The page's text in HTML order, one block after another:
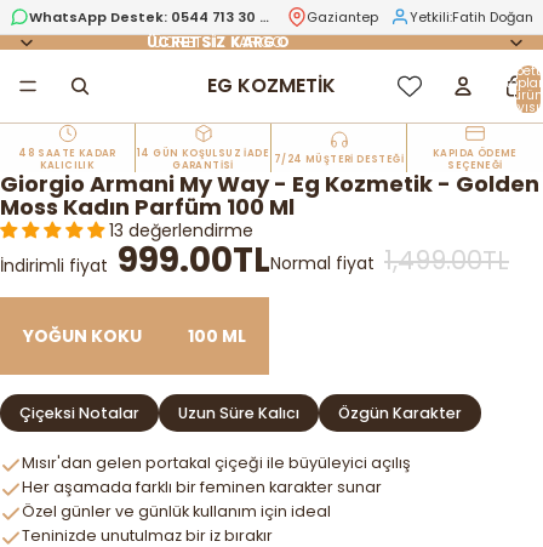
WhatsApp Destek: 0544 713 30 78 Gaziantep Yetkili:Fatih Doğan
ÜCRETSİZ KARGO
ÜCRETSİZ KARGO
EG KOZMETİK ürün
48 SAATE KADAR
KALICILIK
14 GÜN KOŞULSUZ İADE
GARANTİSİ
7/24 MÜŞTERİ DESTEĞİ
KAPIDA ÖDEME
SEÇENEĞİ
Giorgio Armani My Way - Eg Kozmetik - Golden
Moss Kadın Parfüm 100 Ml
13 değerlendirme
İndirimli fiyat 999.00TLNormal fiyat 1,499.00TL
YOĞUN KOKU 100 ML
Çiçeksi Notalar Uzun Süre Kalıcı Özgün Karakter
Mısır'dan gelen portakal çiçeği ile büyüleyici açılış
Her aşamada farklı bir feminen karakter sunar
Özel günler ve günlük kullanım için ideal
Teninizde unutulmaz bir iz bırakır